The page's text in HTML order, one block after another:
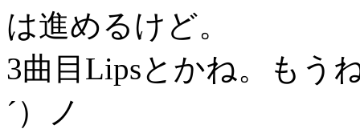
は進めるけど。
3曲目Lipsとかね。もう
´）ノ